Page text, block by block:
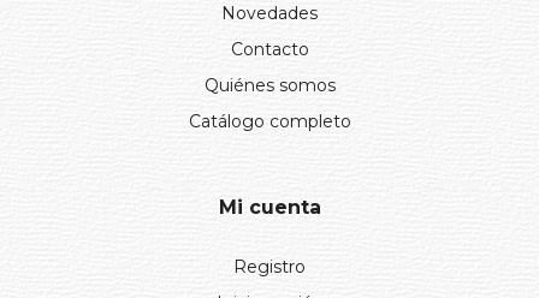
Novedades
Contacto
Quiénes somos
Catálogo completo
Mi cuenta
Registro